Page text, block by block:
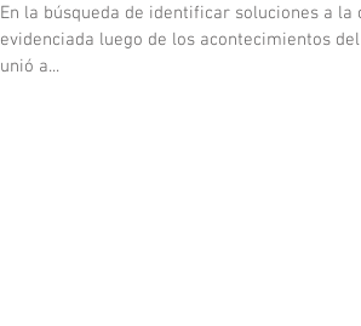
En la búsqueda de identificar soluciones a la
evidenciada luego de los acontecimientos
unió a...